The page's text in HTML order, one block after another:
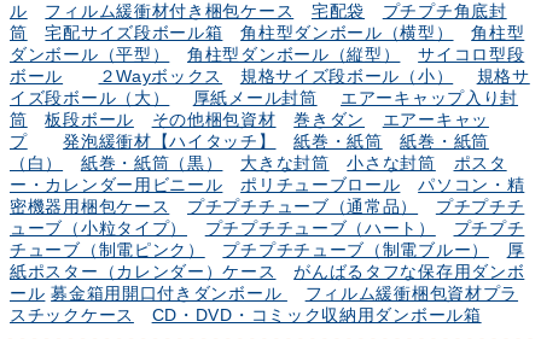
ル
フィルム緩衝材付き梱包ケース 宅配袋
プチプチ角底封
筒
宅配サイズ段ボール箱 角柱型ダンボール（横型）
角柱型
ダンボール（平型）
角柱型ダンボール（縦型）
サイコロ型段
ボール
２Wayボックス 規格サイズ段ボール（小）
規格サ
イズ段ボール（大）
厚紙メール封筒
エアーキャップ入り封
筒
板段ボール その他梱包資材 巻きダン
エアーキャッ
プ
発泡緩衝材【ハイタッチ】 紙巻・紙筒
紙巻・紙筒
（白）
紙巻・紙筒（黒） 大きな封筒 小さな封筒
ポスタ
ー・カレンダー用ビニール
ポリチューブロール
パソコン・精
密機器用梱包ケース
プチプチチューブ（通常品）
プチプチチ
ューブ（小粒タイプ）
プチプチチューブ（ハート）
プチプチ
チューブ（制電ピンク）
プチプチチューブ（制電ブルー）
厚
紙ポスター（カレンダー）ケース
がんばるタフな保存用ダンボ
ール 募金箱用開口付きダンボール
フィルム緩衝梱包資材プラ
スチックケース
CD・DVD・コミック収納用ダンボール箱